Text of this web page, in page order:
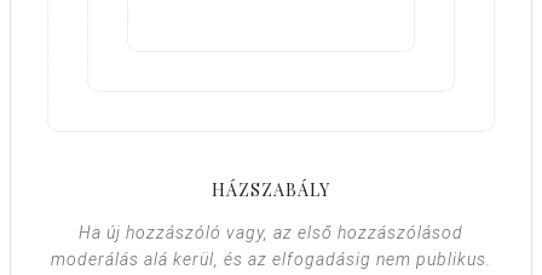
HÁZSZABÁLY
Ha új hozzászóló vagy, az első hozzászólásod
moderálás alá kerül, és az elfogadásig nem publikus.